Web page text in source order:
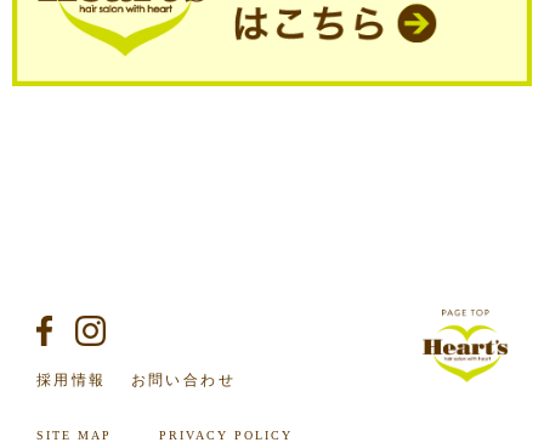
採用情報 お問い合わせ
SITE MAP PRIVACY POLICY